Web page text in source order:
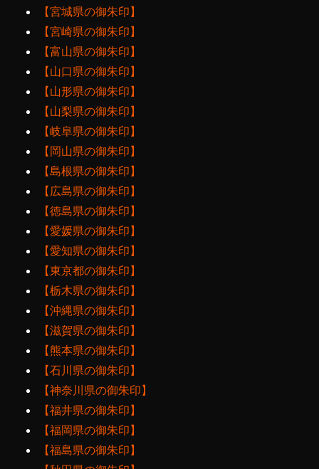
【宮城県の御朱印】
【宮崎県の御朱印】
【富山県の御朱印】
【山口県の御朱印】
【山形県の御朱印】
【山梨県の御朱印】
【岐阜県の御朱印】
【岡山県の御朱印】
【島根県の御朱印】
【広島県の御朱印】
【徳島県の御朱印】
【愛媛県の御朱印】
【愛知県の御朱印】
【東京都の御朱印】
【栃木県の御朱印】
【沖縄県の御朱印】
【滋賀県の御朱印】
【熊本県の御朱印】
【石川県の御朱印】
【神奈川県の御朱印】
【福井県の御朱印】
【福岡県の御朱印】
【福島県の御朱印】